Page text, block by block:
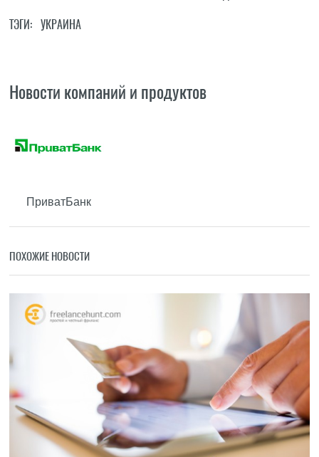
ТЭГИ: УКРАИНА
Новости компаний и продуктов
ПриватБанк
ПОХОЖИЕ НОВОСТИ